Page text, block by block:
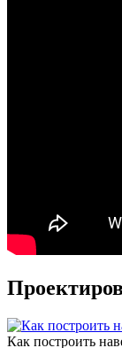
Как построить